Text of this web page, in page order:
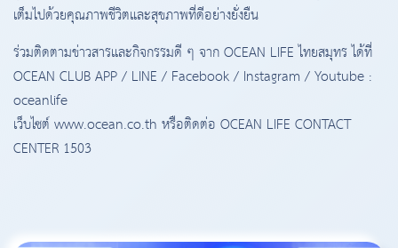
เต็มไปด้วยคุณภาพชีวิตและสุขภาพที่ดีอย่างยั่งยืน
ร่วมติดตามข่าวสารและกิจกรรมดี ๆ จาก OCEAN LIFE ไทยสมุทร ได้ที่
OCEAN CLUB APP / LINE / Facebook / Instagram / Youtube :
oceanlife
เว็บไซต์ www.ocean.co.th หรือติดต่อ OCEAN LIFE CONTACT
CENTER 1503